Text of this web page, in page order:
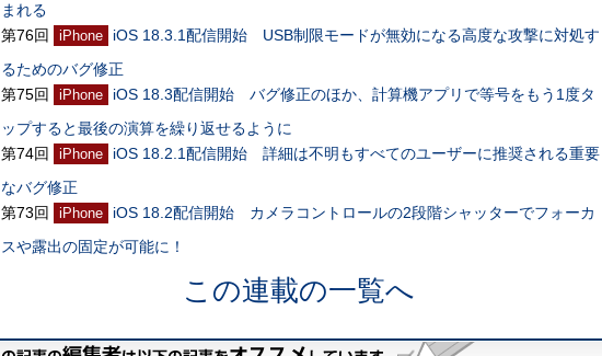
まれる
第76回
iPhone
iOS 18.3.1配信開始 USB制限モードが無効になる高度な攻撃に対処す
るためのバグ修正
第75回
iPhone
iOS 18.3配信開始 バグ修正のほか、計算機アプリで等号をもう1度タ
ップすると最後の演算を繰り返せるように
第74回
iPhone
iOS 18.2.1配信開始 詳細は不明もすべてのユーザーに推奨される重要
なバグ修正
第73回
iPhone
iOS 18.2配信開始 カメラコントロールの2段階シャッターでフォーカ
スや露出の固定が可能に！
この連載の一覧へ